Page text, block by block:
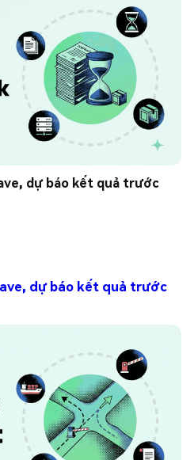
dự báo kết quả trước
dự báo kết quả trước